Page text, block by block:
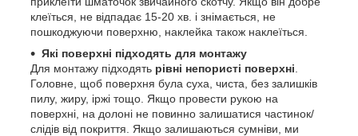
клеїться, не відпадає 15-20 хв. і знімається, не
пошкоджуючи поверхню, наклейка також наклеїться.
Які поверхні підходять для монтажу
Для монтажу підходять рівні непористі поверхні
Головне, щоб поверхня була суха, чиста, без залишків
пилу, жиру, іржі тощо. Якщо провести рукою на
поверхні, на долоні не повинно залишатися частинок/
слідів від покриття. Якщо залишаються сумніви, ми